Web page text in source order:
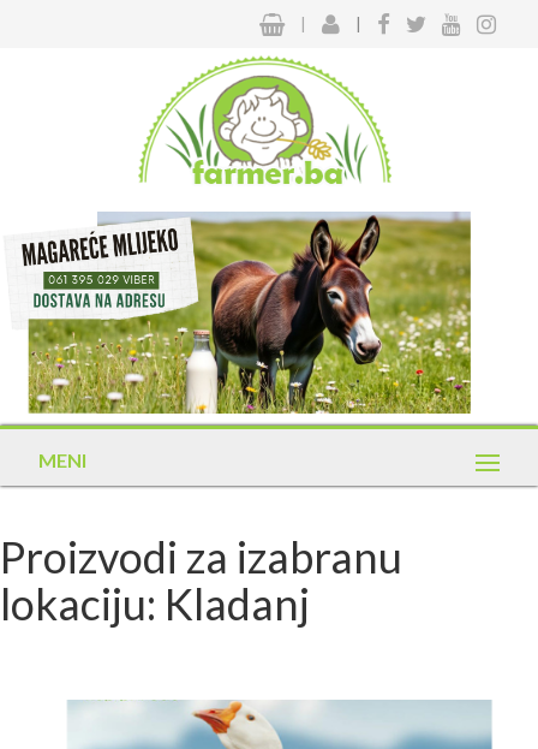
| |
MENI
Proizvodi za izabranu
lokaciju: Kladanj